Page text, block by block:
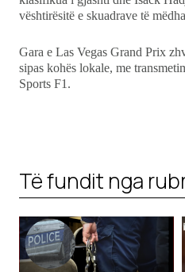
vështirësitë e skuadrave të
Gara e Las Vegas Grand Prix
sipas kohës lokale, me
Sports F1.
Të fundit nga